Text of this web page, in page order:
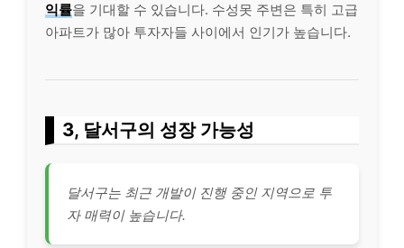
익률을 기대할 수 있습니다. 수성못 주변은 특히 고급
아파트가 많아 투자자들 사이에서 인기가 높습니다.
3, 달서구의 성장 가능성
달서구는 최근 개발이 진행 중인 지역으로 투
자 매력이 높습니다.